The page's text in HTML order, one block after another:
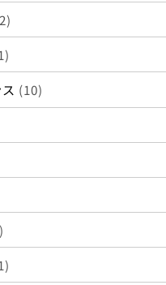
(1)
To
鍼灸整骨院
神奈川県横浜市港南区港南